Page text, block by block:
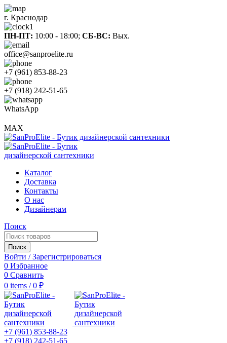
г. Краснодар
ПН-ПТ: 10:00 - 18:00; СБ-ВС: Вых.
office@sanproelite.ru
+7 (961) 853-88-23
+7 (918) 242-51-65
WhatsApp
MAX
Каталог
Доставка
Контакты
О нас
Дизайнерам
Поиск
Поиск
Войти / Зарегистрироваться
0 Избранное
0 Сравнить
0 items / 0 ₽
+7 (961) 853-88-23
+7 (918) 242-51-65